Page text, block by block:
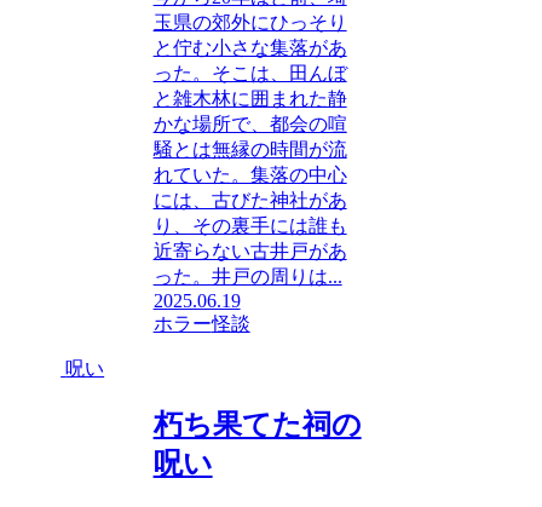
玉県の郊外にひっそり
と佇む小さな集落があ
った。そこは、田んぼ
と雑木林に囲まれた静
かな場所で、都会の喧
騒とは無縁の時間が流
れていた。集落の中心
には、古びた神社があ
り、その裏手には誰も
近寄らない古井戸があ
った。井戸の周りは...
2025.06.19
ホラー怪談
呪い
朽ち果てた祠の
呪い